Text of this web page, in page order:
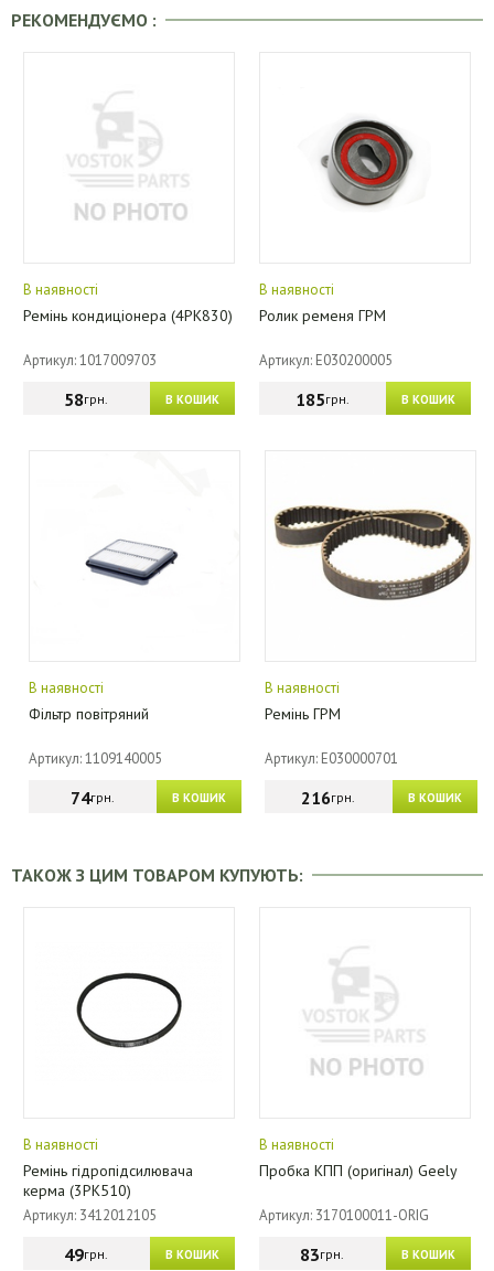
РЕКОМЕНДУЄМО :
В наявності
Ремінь кондиціонера (4PK830)
Артикул: 1017009703
В КОШИК
58грн.
В наявності
Ролик ременя ГРМ
Артикул: E030200005
В КОШИК
185грн.
В наявності
Фільтр повітряний
Артикул: 1109140005
В КОШИК
74грн.
В наявності
Ремінь ГРМ
Артикул: E030000701
В КОШИК
216грн.
ТАКОЖ З ЦИМ ТОВАРОМ КУПУЮТЬ:
В наявності
Ремінь гідропідсилювача
керма (3РК510)
Артикул: 3412012105
В КОШИК
49грн.
В наявності
Пробка КПП (оригінал) Geely
Артикул: 3170100011-ORIG
В КОШИК
83грн.